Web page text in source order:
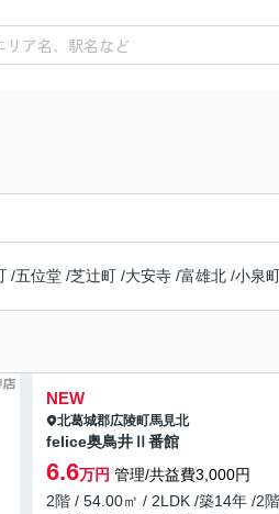
/五位堂 /芝辻町 /大安寺 /富雄北 /小泉
NEW
北葛城郡広陵町馬見北
felice奥鳥井Ⅱ番館
6.6万円 管理/共益費3,000円
2階 / 54.00㎡ / 2LDK /築14年 /2